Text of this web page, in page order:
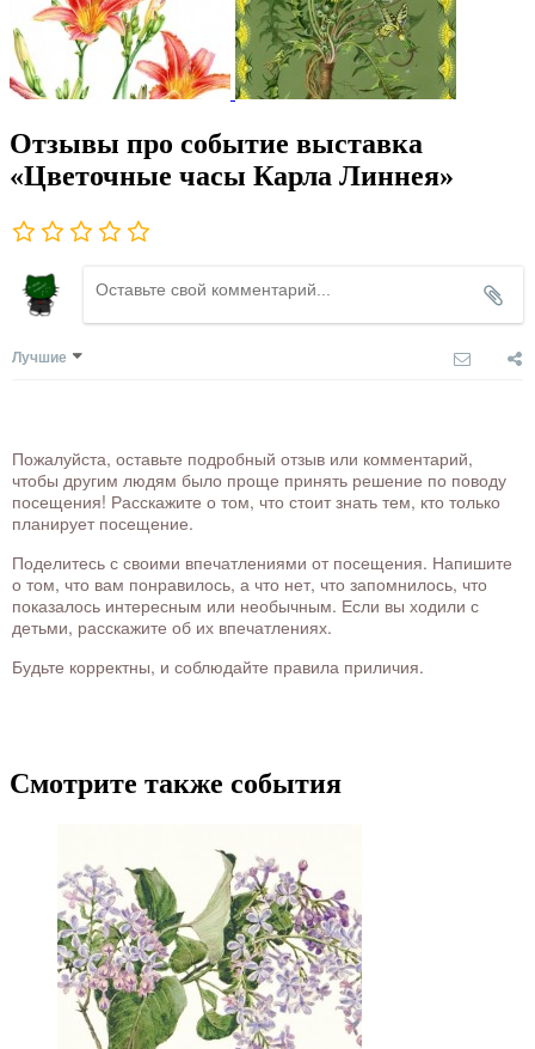
Отзывы про событие выставка
«Цветочные часы Карла Линнея»
Лучшие
Пожалуйста, оставьте подробный отзыв или комментарий,
чтобы другим людям было проще принять решение по поводу
посещения! Расскажите о том, что стоит знать тем, кто только
планирует посещение.
Поделитесь с своими впечатлениями от посещения. Напишите
о том, что вам понравилось, а что нет, что запомнилось, что
показалось интересным или необычным. Если вы ходили с
детьми, расскажите об их впечатлениях.
Будьте корректны, и соблюдайте правила приличия.
Смотрите также события